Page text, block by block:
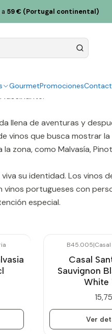
GourmetPromociones
59 € (Portugal continental)
María
singulares gracias a la
fascinante.
llena de aventuras y
vinos que busca mostrar
zona, como Malvasía,
su identidad. Los vinos
portugueses con
especial.
B45.005|
Casal
Sauvignon
White
Ver